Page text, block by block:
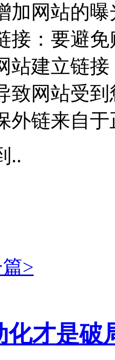
加网站的
接：要避
站建立链
致网站受
外链来自
..
>
化才是破